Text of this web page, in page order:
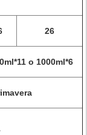
26
o 1000ml*6